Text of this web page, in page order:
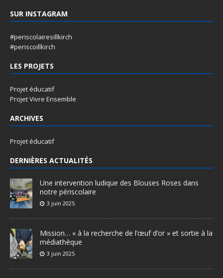
SUR INSTAGRAM
#periscolairesillkirch
#periscoillkirch
LES PROJETS
Projet éducatif
Projet Vivre Ensemble
ARCHIVES
Projet éducatif
DERNIÈRES ACTUALITÉS
Une intervention ludique des Blouses Roses dans
notre périscolaire
3 juin 2025
Mission… « à la recherche de l’œuf d’or » et sortie à la
médiathèque
3 juin 2025